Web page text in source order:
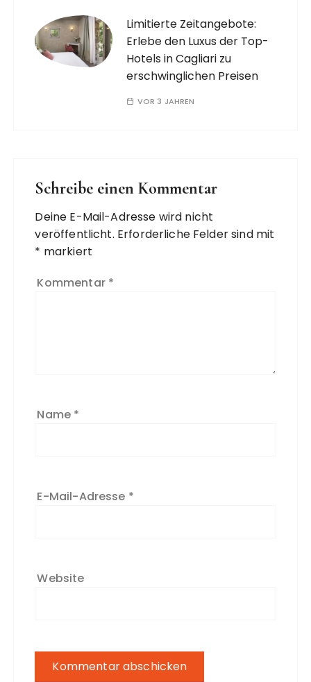
Limitierte Zeitangebote:
Erlebe den Luxus der Top-
Hotels in Cagliari zu
erschwinglichen Preisen
VOR 3 JAHREN
Schreibe einen Kommentar
Deine E-Mail-Adresse wird nicht
veröffentlicht. Erforderliche Felder sind mit
* markiert
Kommentar *
Name *
E-Mail-Adresse *
Website